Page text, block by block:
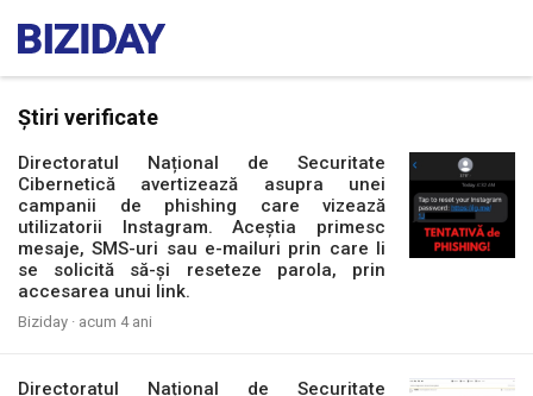
Știri verificate
Directoratul Național de Securitate
Cibernetică avertizează asupra unei
campanii de phishing care vizează
utilizatorii Instagram. Aceștia primesc
mesaje, SMS-uri sau e-mailuri prin care li
se solicită să-și reseteze parola, prin
accesarea unui link.
Biziday · acum 4 ani
Directoratul Național de Securitate